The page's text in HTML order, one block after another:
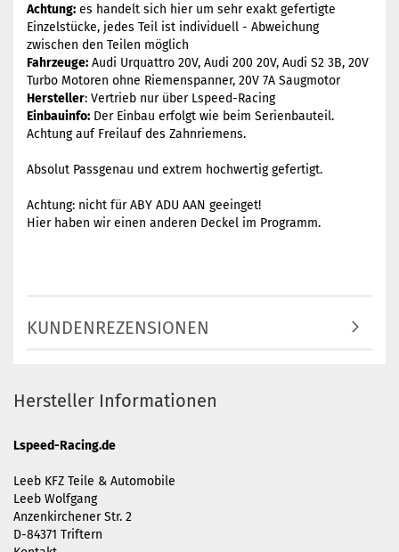
Achtung: es handelt sich hier um sehr exakt gefertigte
Einzelstücke, jedes Teil ist individuell - Abweichung
zwischen den Teilen möglich
Fahrzeuge: Audi Urquattro 20V, Audi 200 20V, Audi S2 3B, 20V
Turbo Motoren ohne Riemenspanner, 20V 7A Saugmotor
Hersteller: Vertrieb nur über Lspeed-Racing
Einbauinfo: Der Einbau erfolgt wie beim Serienbauteil.
Achtung auf Freilauf des Zahnriemens.
Absolut Passgenau und extrem hochwertig gefertigt.
Achtung: nicht für ABY ADU AAN geeinget!
Hier haben wir einen anderen Deckel im Programm.
KUNDENREZENSIONEN
Hersteller Informationen
Lspeed-Racing.de
Leeb KFZ Teile & Automobile
Leeb Wolfgang
Anzenkirchener Str. 2
D-84371 Triftern